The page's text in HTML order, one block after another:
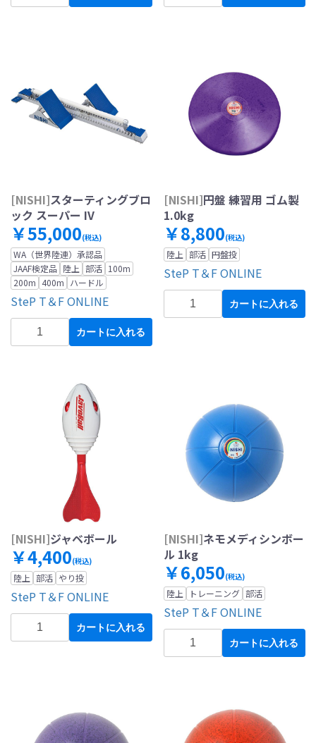
[NISHI]スターティングブロ
ック スーパー IV
￥55,000(税込)
WA（世界陸連）承認品
JAAF検定品 陸上 部活 100m
200m 400m ハードル
SteP T＆F ONLINE
カートに入れる
[NISHI]円盤 練習用 ゴム製
1.0kg
￥8,800(税込)
陸上 部活 円盤投
SteP T＆F ONLINE
カートに入れる
[NISHI]ジャベボール
￥4,400(税込)
陸上 部活 やり投
SteP T＆F ONLINE
カートに入れる
[NISHI]ネモメディシンボー
ル 1kg
￥6,050(税込)
陸上 トレーニング 部活
SteP T＆F ONLINE
カートに入れる